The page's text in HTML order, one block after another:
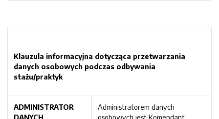
Klauzula informacyjna dotycząca przetwarzania
danych osobowych podczas odbywania
stażu/praktyk
ADMINISTRATOR
DANYCH
Administratorem danych
osobowych jest Komendant